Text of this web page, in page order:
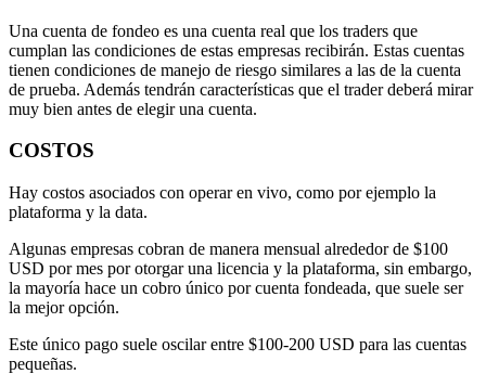
Una cuenta de fondeo es una cuenta real que los traders que
cumplan las condiciones de estas empresas recibirán. Estas cuentas
tienen condiciones de manejo de riesgo similares a las de la cuenta
de prueba. Además tendrán características que el trader deberá mirar
muy bien antes de elegir una cuenta.
COSTOS
Hay costos asociados con operar en vivo, como por ejemplo la
plataforma y la data.
Algunas empresas cobran de manera mensual alrededor de $100
USD por mes por otorgar una licencia y la plataforma, sin embargo,
la mayoría hace un cobro único por cuenta fondeada, que suele ser
la mejor opción.
Este único pago suele oscilar entre $100-200 USD para las cuentas
pequeñas.